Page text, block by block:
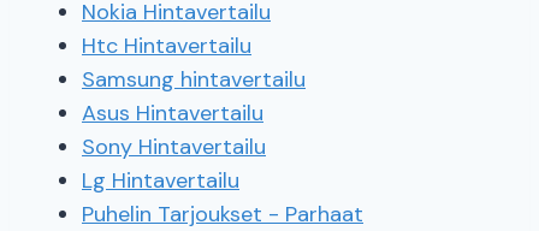
Nokia Hintavertailu
Htc Hintavertailu
Samsung hintavertailu
Asus Hintavertailu
Sony Hintavertailu
Lg Hintavertailu
Puhelin Tarjoukset - Parhaat